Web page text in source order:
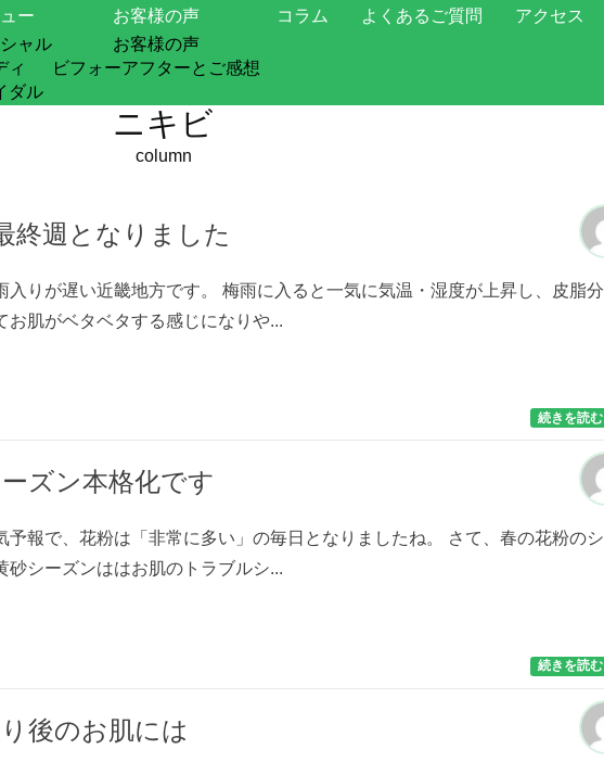
ー
ャル
ィ
ダル
お客様の声
お客様の声
ビフォーアフターとご感想
コラム よくあるご質問 アクセス
ニキビ
column
終週となりました
入りが遅い近畿地方です。 梅雨に入ると一気に気温・湿度が上昇し、皮脂分
お肌がベタベタする感じになりや...
続きを読む
ズン本格化です
予報で、花粉は「非常に多い」の毎日となりましたね。 さて、春の花粉のシ
砂シーズンははお肌のトラブルシ...
続きを読む
後のお肌には